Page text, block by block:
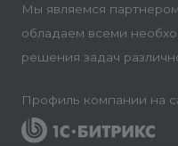
Мы являемся
обладаем всеми
решения задач
Профиль компании на